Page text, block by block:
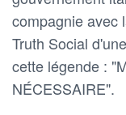
compagnie avec
Truth Social
cette légende :
NÉCESSAIRE".